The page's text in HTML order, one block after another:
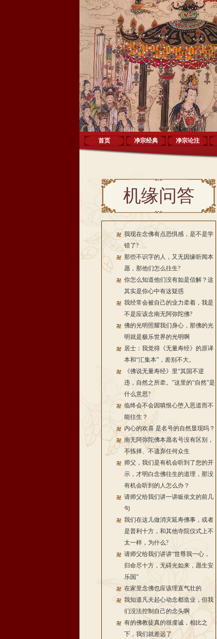
首页 净宗经典 净宗论注
机缘问答
我现在念佛有点恐惧感，是不是学
错了?
那些不识字的人，又无因缘听闻本
愿，那他们怎么往生?
你怎么知道他们没有如是信解？这
其实是你心中有这疑惑
我经常会被自己的业力牵着，我是
不是应该念南无阿弥陀佛?
佛的光明照耀我们身心，那佛的光
明就是极乐世界的光明啊
居士：我觉得《无量寿经》的原译
本和“汇集本”，差别不大。
《佛说无量寿经》里“其国不逆
违，自然之所牵。”这里的“自然”是
什么意思?
临终会不会因嗔恨心堕入恶道而不
能往生？
内心的欢喜 是名号的自然显现吗？
南无阿弥陀佛本愿名号没有区别，
不拣择、不遗弃任何众生
师父，我们是有机会听到了您的开
示，才明白念佛往生的道理，那没
有机会听到的人怎么办？
请师父给我们讲一讲皈依文的前几
句
我们在这儿做消灾延寿佛事，或者
是普利十方，和其他寺院仪式上不
太一样，为什么?
请师父给我们讲讲“世尊我一心，
归命尽十方，无碍光如来，愿生安
乐国”
在家里念佛也应该理直气壮的
我知道凡夫起心动念都造业，但我
们没法控制自己的念头啊
有的佛教徒真的很虔诚，相比之
下，我们就差远了